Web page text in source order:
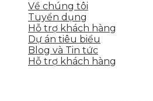
Về chúng tôi
Tuyển dụng
Hỗ trợ khách hàng
Dự án tiêu biểu
Blog và Tin tức
Hỗ trợ khách hàng